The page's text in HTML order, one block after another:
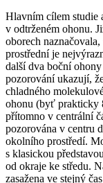
Hlavním cílem studie
v odtrženém ohonu.
oborech
prostřední je
další dva boční
pozorování ukazují,
chladného
ohonu (byť prakticky
přítomno v centrální
pozorována v centru
okolního prostředí.
s klasickou
od okraje ke středu.
zasažena ve stejný